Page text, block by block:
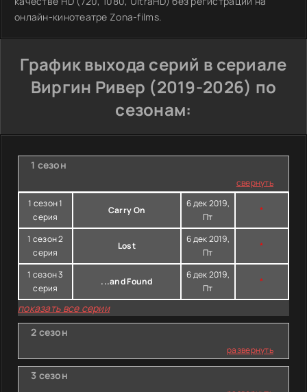
онлайн-кинотеатре Zona-films.
График выхода серий в сериале
Виргин Ривер (2019-2026) по
сезонам:
1 сезон
свернуть
1 сезон 1
серия
Carry On
6 дек 2019,
Пт
*
1 сезон 2
серия
Lost
6 дек 2019,
Пт
*
1 сезон 3
серия
...and Found
6 дек 2019,
Пт
*
показать все серии
2 сезон
развернуть
3 сезон